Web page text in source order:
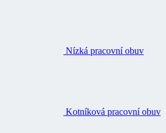
Nízká pracovní obuv
Kotníková pracovní obuv